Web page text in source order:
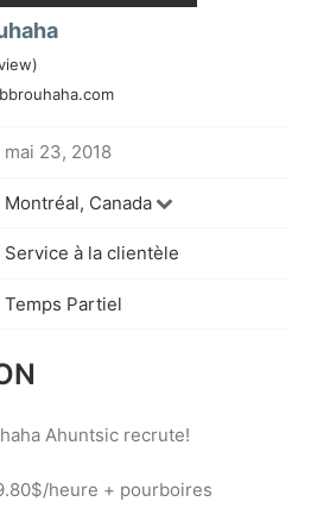
Candidat
mai 23, 2018
Montréal, Canada
Service à la clientèle
Temps Partiel
Ahuntsic recrute!
heure + pourboires